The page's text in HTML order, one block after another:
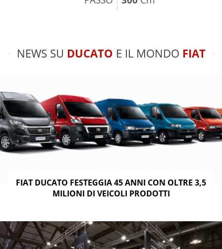
NEWS SU DUCATO E IL MONDO FIAT
FIAT DUCATO FESTEGGIA 45 ANNI CON OLTRE 3,5
MILIONI DI VEICOLI PRODOTTI